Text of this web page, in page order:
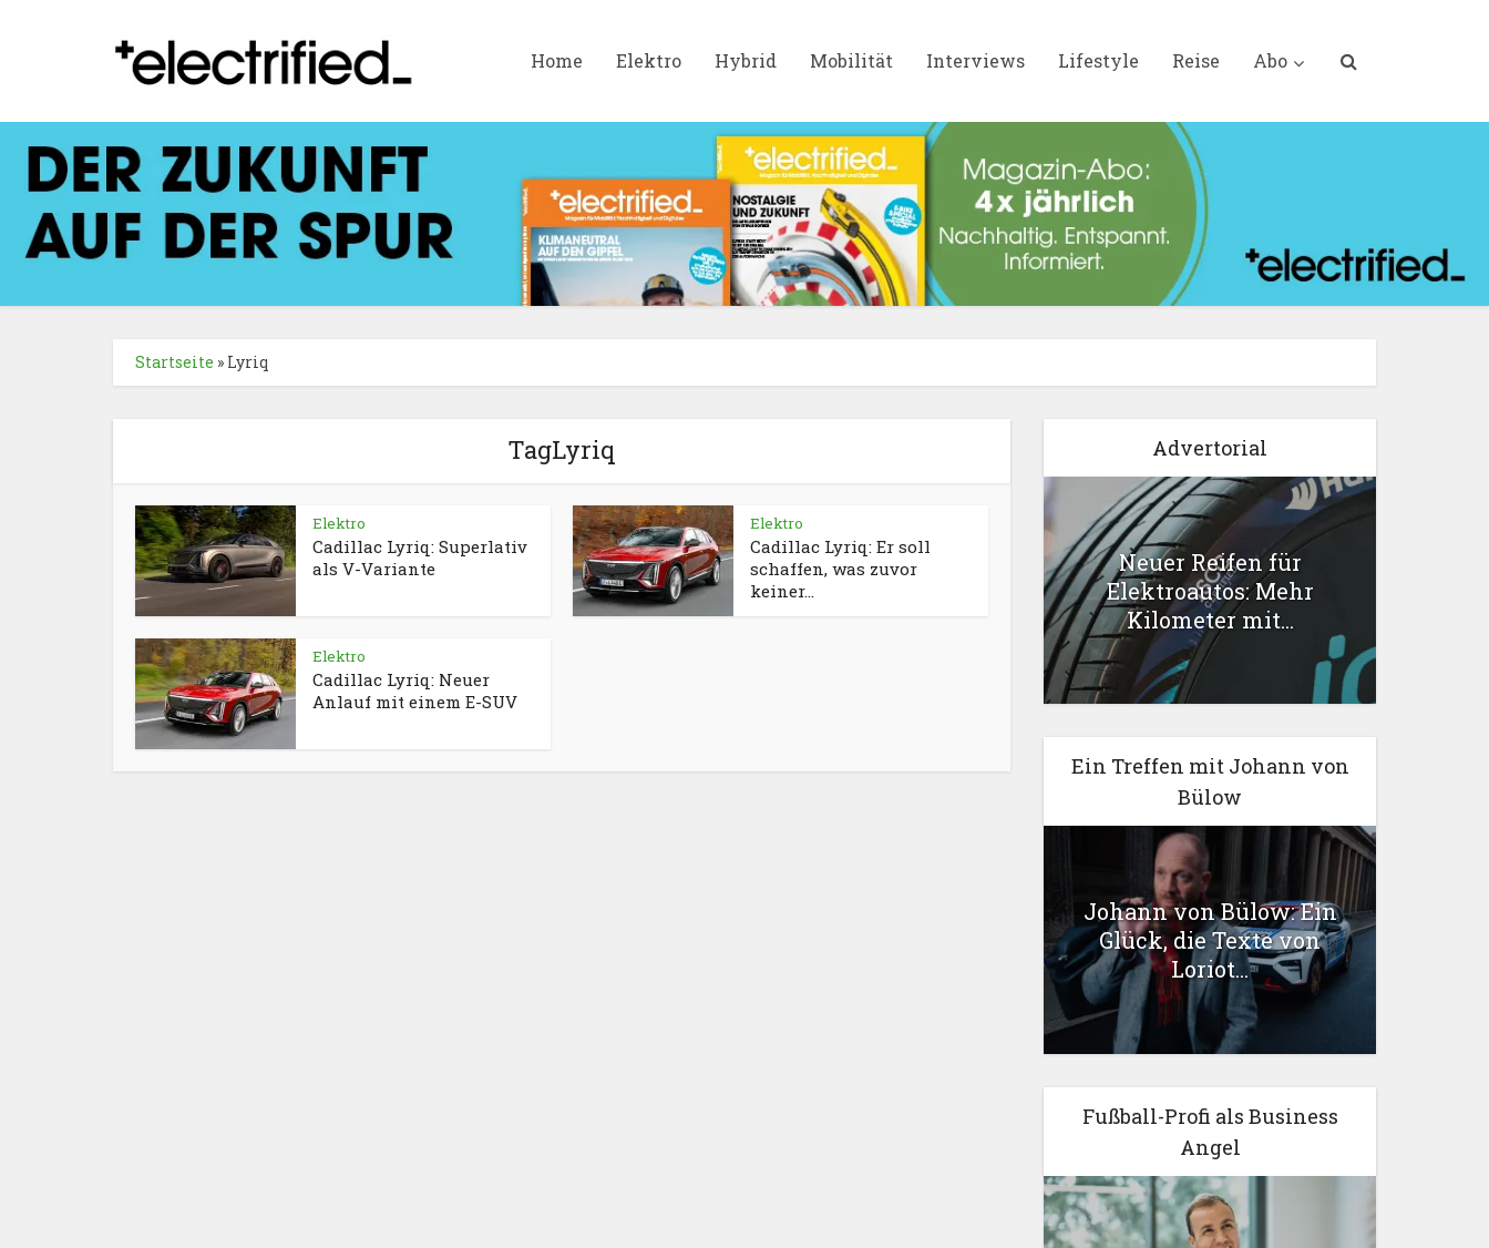
Home Elektro Hybrid Mobilität Interviews Lifestyle Reise Abo
Startseite » Lyriq
TagLyriq
Elektro
Cadillac Lyriq: Superlativ
als V-Variante
Elektro
Cadillac Lyriq: Er soll
schaffen, was zuvor
keiner...
Elektro
Cadillac Lyriq: Neuer
Anlauf mit einem E-SUV
Advertorial
Neuer Reifen für
Elektroautos: Mehr
Kilometer mit...
Ein Treffen mit Johann von
Bülow
Johann von Bülow: Ein
Glück, die Texte von
Loriot...
Fußball-Profi als Business
Angel